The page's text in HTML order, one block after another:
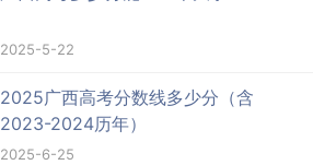
2025-5-22
2025广西高考分数线多少分（含
2023-2024历年）
2025-6-25